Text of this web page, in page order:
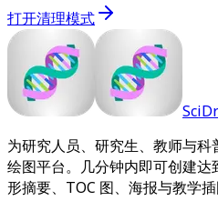
打开清理模式
为研究人员、研究生、教师与
绘图平台。几分钟内即可创建
形摘要、TOC 图、海报与教学插